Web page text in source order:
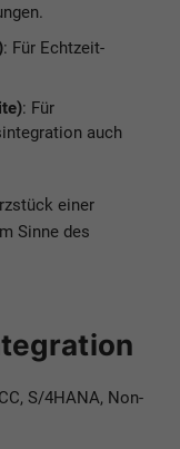
: Für Echtzeit-
: Für
auch
einer
Sinne des
S/4HANA, Non-